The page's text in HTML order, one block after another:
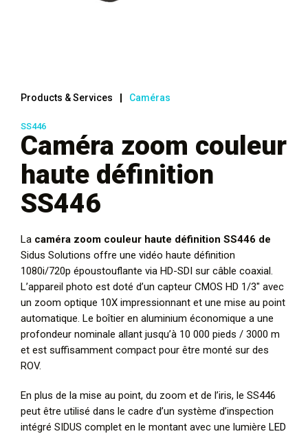
Products & Services Caméras
SS446
Caméra zoom couleur
haute définition
SS446
La caméra zoom couleur haute définition SS446 de
Sidus Solutions offre une vidéo haute définition
1080i/720p époustouflante via HD-SDI sur câble coaxial.
L’appareil photo est doté d’un capteur CMOS HD 1/3″ avec
un zoom optique 10X impressionnant et une mise au point
automatique. Le boîtier en aluminium économique a une
profondeur nominale allant jusqu’à 10 000 pieds / 3000 m
et est suffisamment compact pour être monté sur des
ROV.
En plus de la mise au point, du zoom et de l’iris, le SS446
peut être utilisé dans le cadre d’un système d’inspection
intégré SIDUS complet en le montant avec une lumière LED